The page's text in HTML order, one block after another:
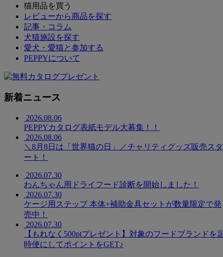
猫用品を買う
レビューから商品を探す
記事・コラム
犬猫施設を探す
愛犬・愛猫と参加する
PEPPYについて
新着ニュース
2026.08.06
PEPPYカタログ表紙モデル大募集！！
2026.08.06
＼8月8日は「世界猫の日」／チャリティグッズ販売スタ
ート！
2026.07.30
わんちゃん用ドライフード診断を開始しました！
2026.07.30
ケージ用ステップ 本体+補助金具セットが数量限定で発
売中！
2026.07.30
【もれなく500ptプレゼント】対象のフードブランドを
時便にしてポイントをGET♪